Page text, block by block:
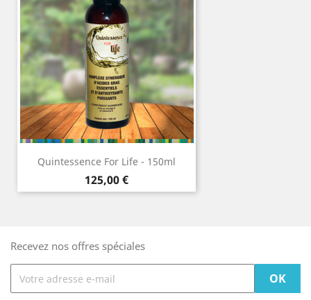
Quintessence For Life - 150ml
Prix
125,00 €
Recevez nos offres spéciales